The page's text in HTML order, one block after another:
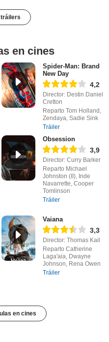
en cines
Spider-Man: Brand
New Day
4,2
Director: Destin Daniel
Cretton
Reparto Tom Holland,
Zendaya, Sadie Sink
Tráiler
Obsession
3,9
Director: Curry Barker
Reparto Michael
Johnston (II), Inde
Navarrette, Cooper
Tomlinson
Tráiler
Vaiana
3,3
Director: Thomas Kail
Reparto Catherine
Laga'aia, Dwayne
Johnson, Rena Owen
Tráiler
en cines